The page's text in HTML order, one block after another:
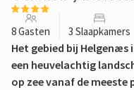
8 Gasten 3 Slaapkamers
Het gebied bij
een heuvelachtig
op zee vanaf de meeste